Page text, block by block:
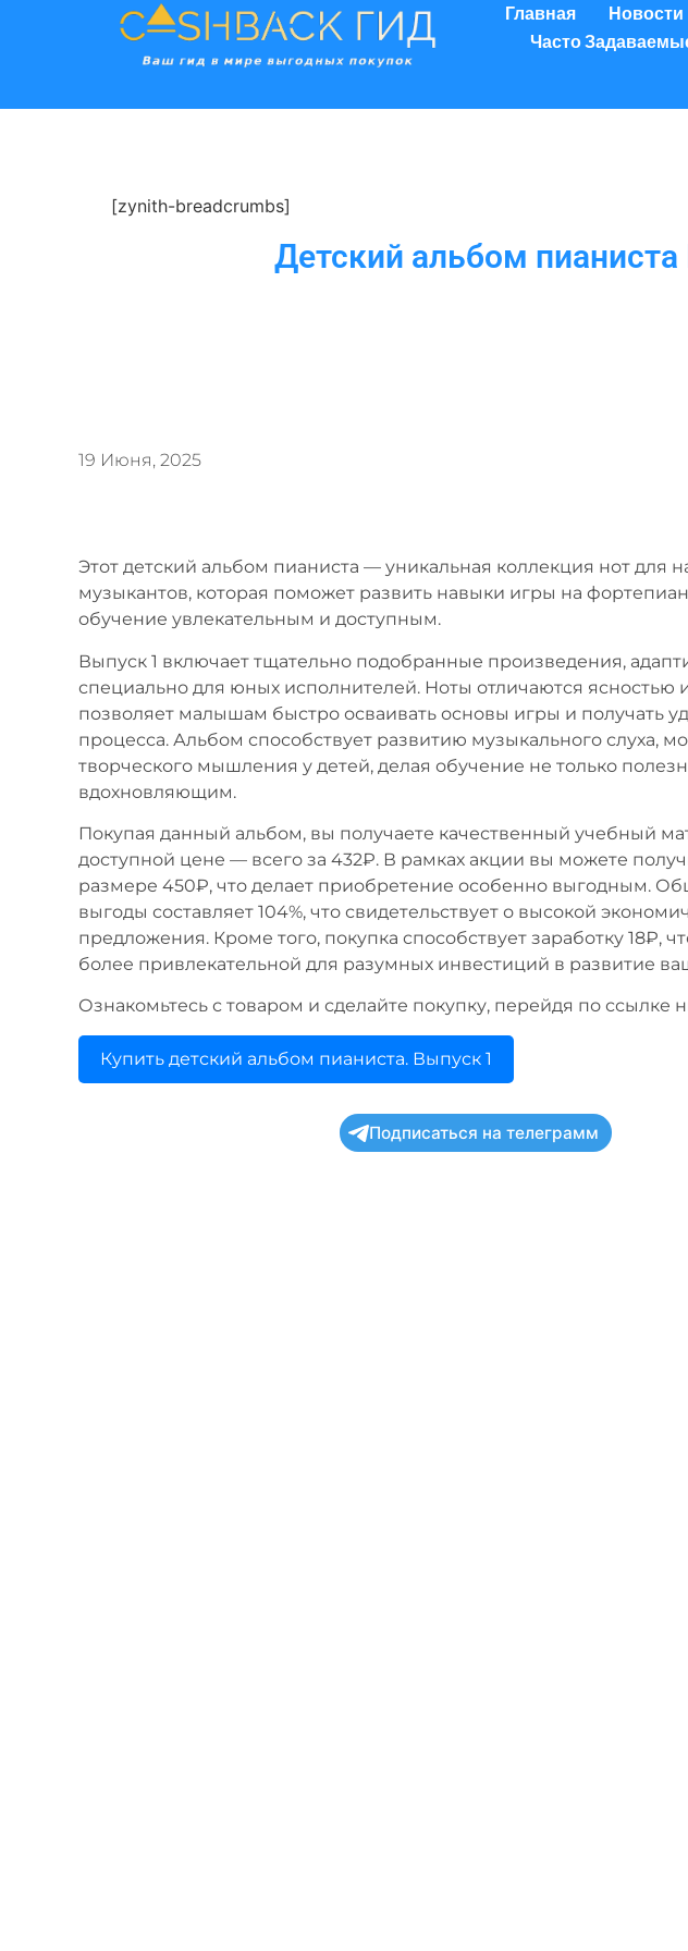
Главная Новости
Часто
[zynith-breadcrumbs]
Детский альбом
19 Июня, 2025
Этот детский альбом пианиста — уникальная коллекция нот для
музыкантов, которая поможет развить навыки игры на
обучение увлекательным и доступным.
Выпуск 1 включает тщательно подобранные произведения,
специально для юных исполнителей. Ноты отличаются ясностью
позволяет малышам быстро осваивать основы игры и получать
процесса. Альбом способствует развитию музыкального слуха,
творческого мышления у детей, делая обучение не только
вдохновляющим.
Покупая данный альбом, вы получаете качественный учебный
доступной цене — всего за 432₽. В рамках акции вы можете
размере 450₽, что делает приобретение особенно выгодным.
выгоды составляет 104%, что свидетельствует о высокой
предложения. Кроме того, покупка способствует заработку 18₽,
более привлекательной для разумных инвестиций в развитие
Ознакомьтесь с товаром и сделайте покупку, перейдя по ссылке
Купить детский альбом пианиста. Выпуск 1
Подписаться на телеграмм